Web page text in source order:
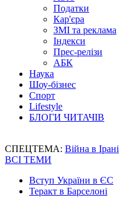
Податки
Кар'єра
ЗМІ та реклама
Індекси
Прес-релізи
АБК
Наука
Шоу-бізнес
Спорт
Lifestyle
БЛОГИ ЧИТАЧІВ
СПЕЦТЕМА: Війна в Ірані
ВСІ ТЕМИ
Вступ України в ЄС
Теракт в Барселоні